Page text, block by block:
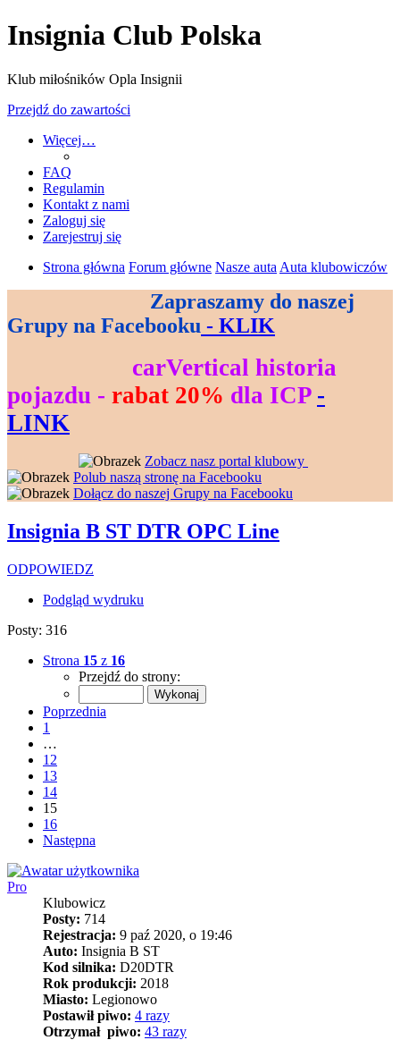
Insignia Club Polska
Klub miłośników Opla Insignii
Przejdź do zawartości
Więcej…
FAQ
Regulamin
Kontakt z nami
Zaloguj się
Zarejestruj się
Strona główna Forum główne Nasze auta Auta klubowiczów
Zapraszamy do naszej
Grupy na Facebooku - KLIK
carVertical historia
pojazdu - rabat 20% dla ICP -
LINK
Zobacz nasz portal klubowy
Polub naszą stronę na Facebooku
Dołącz do naszej Grupy na Facebooku
Insignia B ST DTR OPC Line
ODPOWIEDZ
Podgląd wydruku
Posty: 316
Strona 15 z 16
Przejdź do strony:
Poprzednia
1
…
12
13
14
15
16
Następna
Pro
Klubowicz
Posty: 714
Rejestracja: 9 paź 2020, o 19:46
Auto: Insignia B ST
Kod silnika: D20DTR
Rok produkcji: 2018
Miasto: Legionowo
Postawił piwo: 4 razy
Otrzymał piwo: 43 razy